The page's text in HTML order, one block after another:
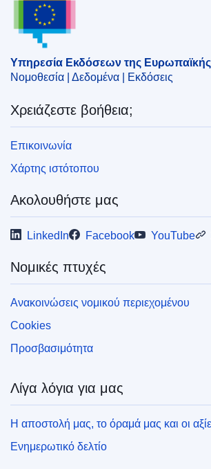
Υπηρεσία Εκδόσεων της
Νομοθεσία | Δεδομένα | Εκδόσεις
Χρειάζεστε βοήθεια;
Επικοινωνία
Χάρτης ιστότοπου
Ακολουθήστε μας
LinkedIn Facebook YouTube
Νομικές πτυχές
Ανακοινώσεις νομικού περιεχομένου
Cookies
Προσβασιμότητα
Λίγα λόγια για μας
Η αποστολή μας, το όραμά μας και οι
Ενημερωτικό δελτίο